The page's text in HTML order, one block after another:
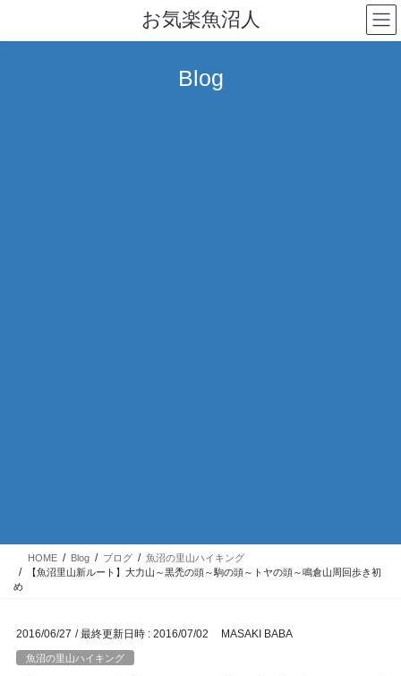
テ
ゲ
お気楽魚沼人
Blog
HOME Blog ブログ
魚沼の里山ハイキング
【魚沼里山新ルート】大力山～黒禿の頭～駒の頭～トヤの頭～鳴倉山周回歩き初
め
2016/06/27 / 最終更新日時 : 2016/07/02 MASAKI BABA
魚沼の里山ハイキング